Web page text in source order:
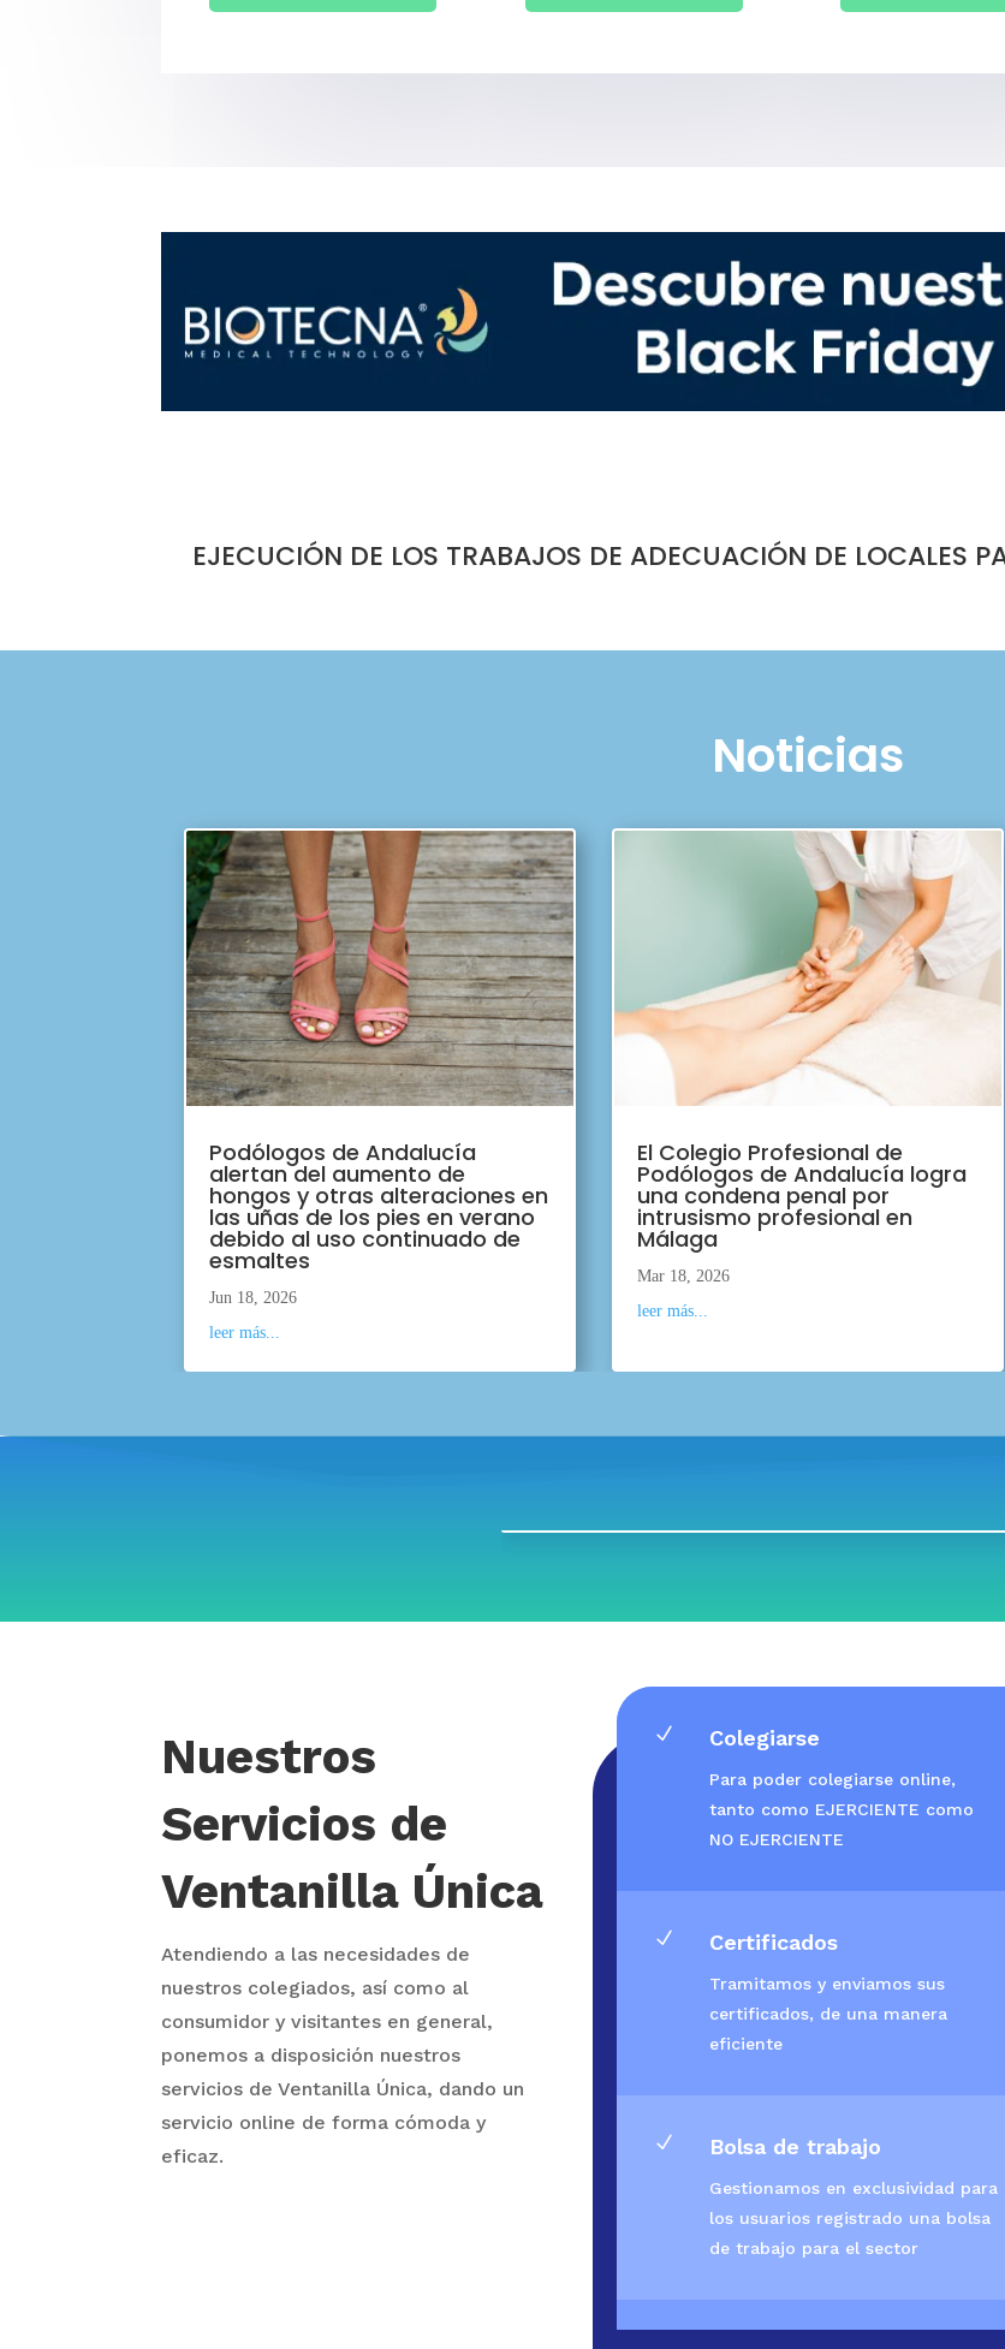
EJECUCIÓN DE LOS TRABAJOS DE ADECUACIÓN DE LOCALES
Noticias
Podólogos de Andalucía
alertan del aumento de
hongos y otras alteraciones en
las uñas de los pies en verano
debido al uso continuado de
esmaltes
Jun 18, 2026
leer más...
El Colegio Profesional de
Podólogos de Andalucía logra
una condena penal por
intrusismo profesional en
Málaga
Mar 18, 2026
leer más...
Nuestros
Servicios de
Ventanilla Única
Atendiendo a las necesidades de
nuestros colegiados, así como al
consumidor y visitantes en general,
ponemos a disposición nuestros
servicios de Ventanilla Única, dando un
servicio online de forma cómoda y
eficaz.
N Colegiarse
Para poder colegiarse online,
tanto como EJERCIENTE como
NO EJERCIENTE
N Certificados
Tramitamos y enviamos sus
certificados, de una manera
eficiente
N Bolsa de trabajo
Gestionamos en exclusividad para
los usuarios registrado una bolsa
de trabajo para el sector